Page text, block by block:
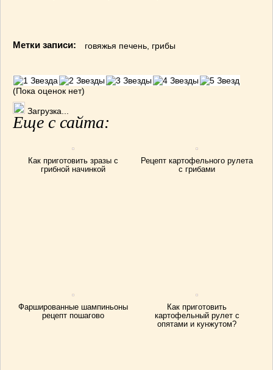
Метки записи: говяжья печень грибы
(Пока оценок нет)
Загрузка...
Еще с сайта:
Как приготовить зразы с
грибной начинкой
Рецепт картофельного рулета
с грибами
Фаршированные шампиньоны
рецепт пошагово
Как приготовить
картофельный рулет с
опятами и кунжутом?